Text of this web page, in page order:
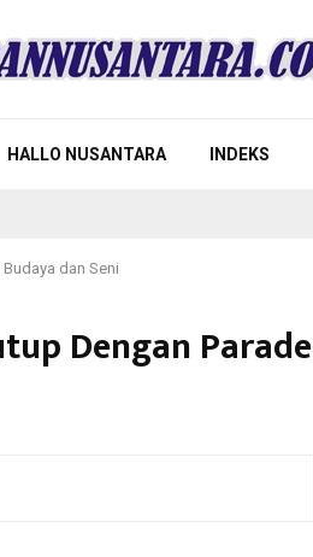
HALLO NUSANTARA INDEKS
dan Seni
Dengan Parade